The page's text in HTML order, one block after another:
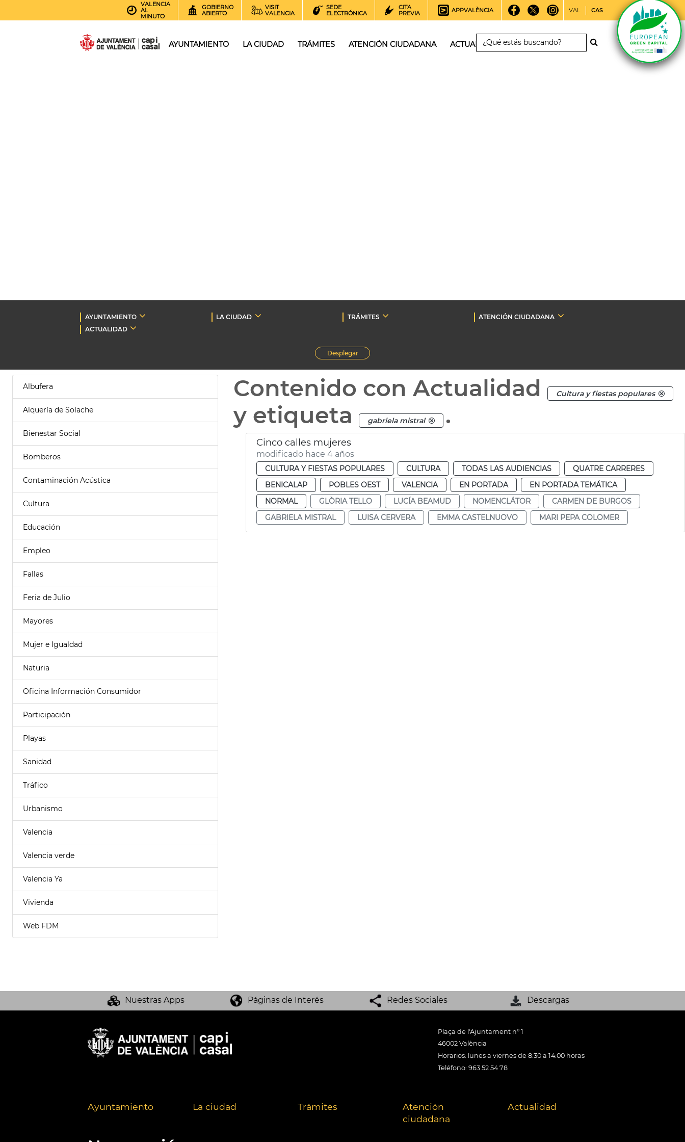
VALENCIA
AL
MINUTO
GOBIERNO
ABIERTO
VISIT
VALENCIA
SEDE
ELECTRÓNICA
CITA
PREVIA
APPVALÈNCIA VAL CAS
AYUNTAMIENTO LA CIUDAD TRÁMITES ATENCIÓN CIUDADANA ACTUALIDAD
AYUNTAMIENTO LA CIUDAD TRÁMITES
ATENCIÓN CIUDADANA
ACTUALIDAD
Desplegar
Albufera
Alquería de Solache
Bienestar Social
Bomberos
Contaminación Acústica
Cultura
Educación
Empleo
Fallas
Feria de Julio
Mayores
Mujer e Igualdad
Naturia
Oficina Información Consumidor
Participación
Playas
Sanidad
Tráfico
Urbanismo
Valencia
Valencia verde
Valencia Ya
Vivienda
Web FDM
Contenido con Actualidad Cultura y fiestas populares
y etiqueta gabriela mistral .
Cinco calles mujeres
modificado hace 4 años
CULTURA Y FIESTAS POPULARES CULTURA TODAS LAS AUDIENCIAS
QUATRE CARRERES
BENICALAP
POBLES OEST VALENCIA EN PORTADA
EN PORTADA TEMÁTICA
NORMAL
GLÒRIA TELLO LUCÍA BEAMUD NOMENCLÁTOR
CARMEN DE BURGOS
GABRIELA MISTRAL
LUISA CERVERA EMMA CASTELNUOVO MARI PEPA COLOMER
Nuestras Apps Páginas de Interés Redes Sociales Descargas
Plaça de l'Ajuntament nº 1
46002 València
Horarios: lunes a viernes de 8:30 a 14:00 horas
Teléfono: 963 52 54 78
Ayuntamiento La ciudad Trámites
Atención
ciudadana
Actualidad